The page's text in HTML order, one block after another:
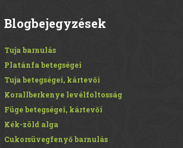
Blogbejegyzések
Tuja barnulás
Platánfa betegségei
Tuja betegségei, kártevői
Korallberkenye levélfoltosság
Füge betegségei, kártevői
Kék-zöld alga
Cukorsüvegfenyő barnulás